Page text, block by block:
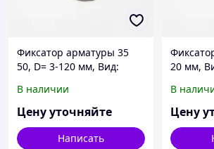
Фиксатор арматуры 35
50, D= 3-120 мм, Вид:
кубик..., S= 1,6-120 мм
В наличии
Цену уточняйте
Написать
20 мм,
120 мм
В
Цену